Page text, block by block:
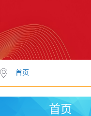
首页
首页